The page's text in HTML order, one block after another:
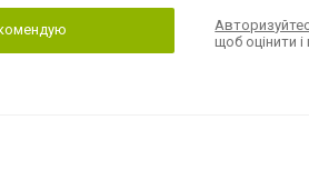
щоб оцінити